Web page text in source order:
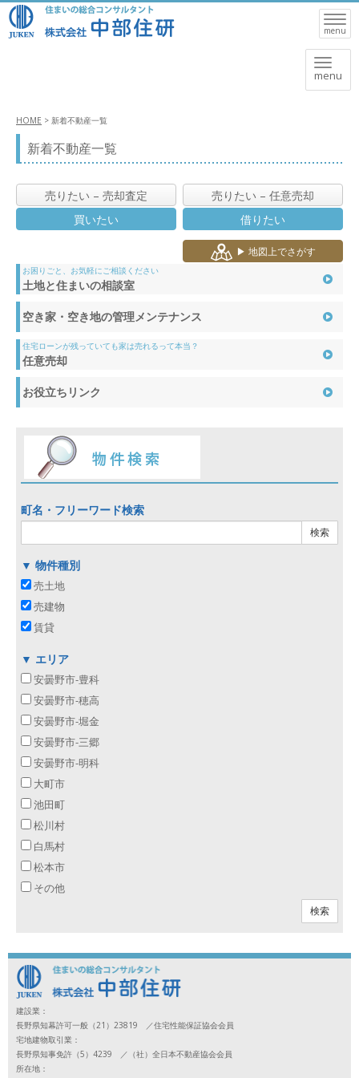
Toggle
menu
Toggle
menu
HOME > 新着不動産一覧
新着不動産一覧
売りたい – 売却査定
売りたい – 任意売却
買いたい
借りたい
▶ 地図上でさがす
お困りごと、お気軽にご相談ください
土地と住まいの相談室
空き家・空き地の管理メンテナンス
住宅ローンが残っていても家は売れるって本当？
任意売却
お役立ちリンク
町名・フリーワード検索
▼ 物件種別
売土地
売建物
賃貸
▼ エリア
安曇野市-豊科
安曇野市-穂高
安曇野市-堀金
安曇野市-三郷
安曇野市-明科
大町市
池田町
松川村
白馬村
松本市
その他
建設業：
長野県知幕許可一般（21）23819 ／住宅性能保証協会会員
宅地建物取引業：
長野県知事免許（5）4239 ／（社）全日本不動産協会会員
所在地：